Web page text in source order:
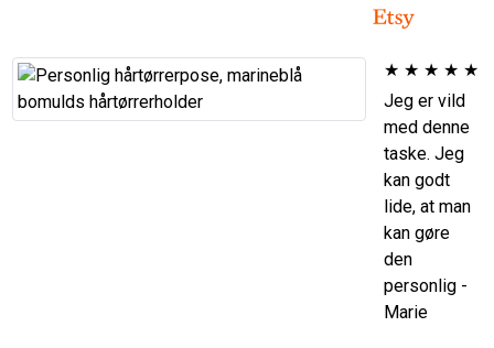
★ ★ ★ ★ ★
Jeg er vild
med denne
taske. Jeg
kan godt
lide, at man
kan gøre
den
personlig -
Marie